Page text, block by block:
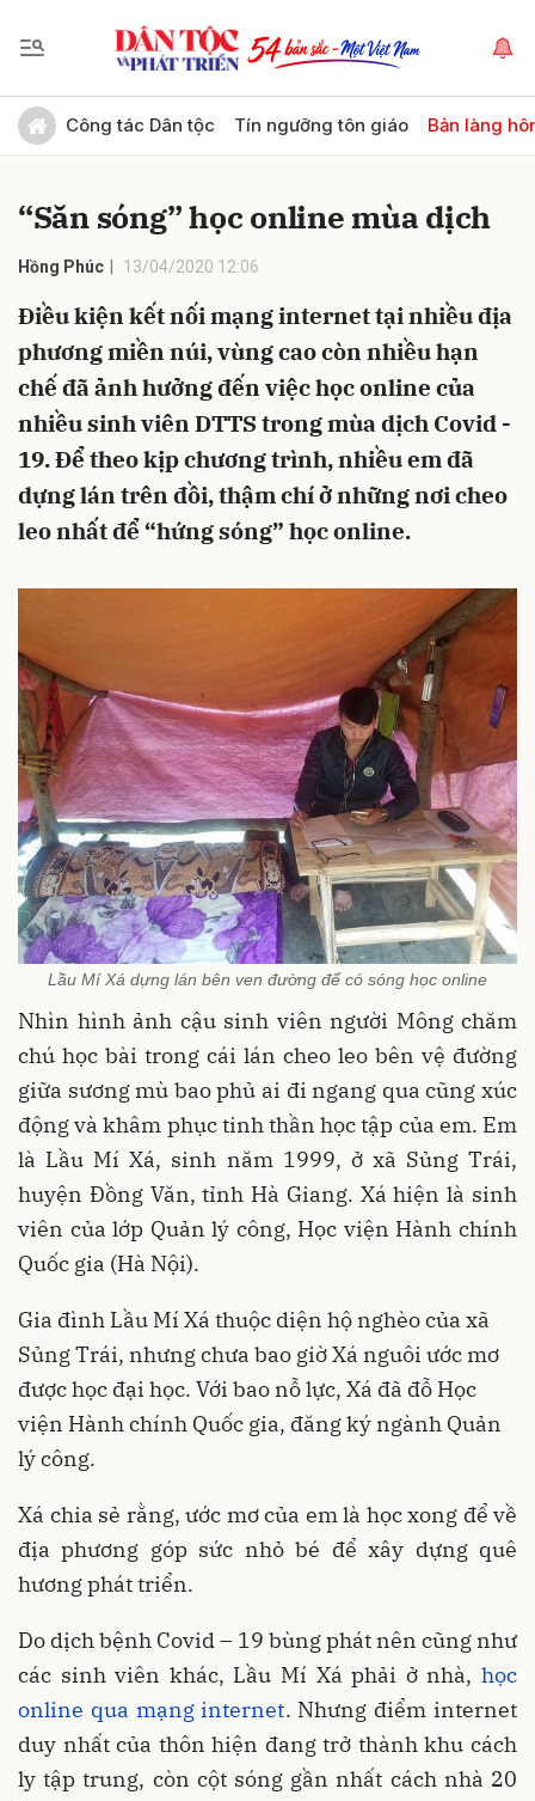
Công tác Dân tộc Tín ngưỡng tôn giáo Bản làng
“Săn sóng” học online mùa dịch
Hồng Phúc 13/04/2020 12:06
Điều kiện kết nối mạng internet tại nhiều địa
phương miền núi, vùng cao còn nhiều hạn
chế đã ảnh hưởng đến việc học online của
nhiều sinh viên DTTS trong mùa dịch Covid -
19. Để theo kịp chương trình, nhiều em đã
dựng lán trên đồi, thậm chí ở những nơi cheo
leo nhất để “hứng sóng” học online.
Lầu Mí Xá dựng lán bên ven đường để có sóng học online
Nhìn hình ảnh cậu sinh viên người Mông chăm
chú học bài trong cái lán cheo leo bên vệ đường
giữa sương mù bao phủ ai đi ngang qua cũng xúc
động và khâm phục tinh thần học tập của em. Em
là Lầu Mí Xá, sinh năm 1999, ở xã Sủng Trái,
huyện Đồng Văn, tỉnh Hà Giang. Xá hiện là sinh
viên của lớp Quản lý công, Học viện Hành chính
Quốc gia (Hà Nội).
Gia đình Lầu Mí Xá thuộc diện hộ nghèo của xã
Sủng Trái, nhưng chưa bao giờ Xá nguôi ước mơ
được học đại học. Với bao nỗ lực, Xá đã đỗ Học
viện Hành chính Quốc gia, đăng ký ngành Quản
lý công.
Xá chia sẻ rằng, ước mơ của em là học xong để về
địa phương góp sức nhỏ bé để xây dựng quê
hương phát triển.
Do dịch bệnh Covid – 19 bùng phát nên cũng như
các sinh viên khác, Lầu Mí Xá phải ở nhà, học
online qua mạng internet. Nhưng điểm internet
duy nhất của thôn hiện đang trở thành khu cách
ly tập trung, còn cột sóng gần nhất cách nhà 20
Gửi bình luận
Hủy Gửi